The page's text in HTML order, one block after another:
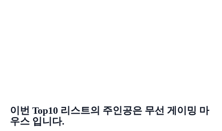
이번 Top10 리스트의 주인공은 무선 게이밍 마
우스 입니다.